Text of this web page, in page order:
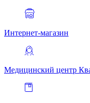
Интернет-магазин
Медицинский центр